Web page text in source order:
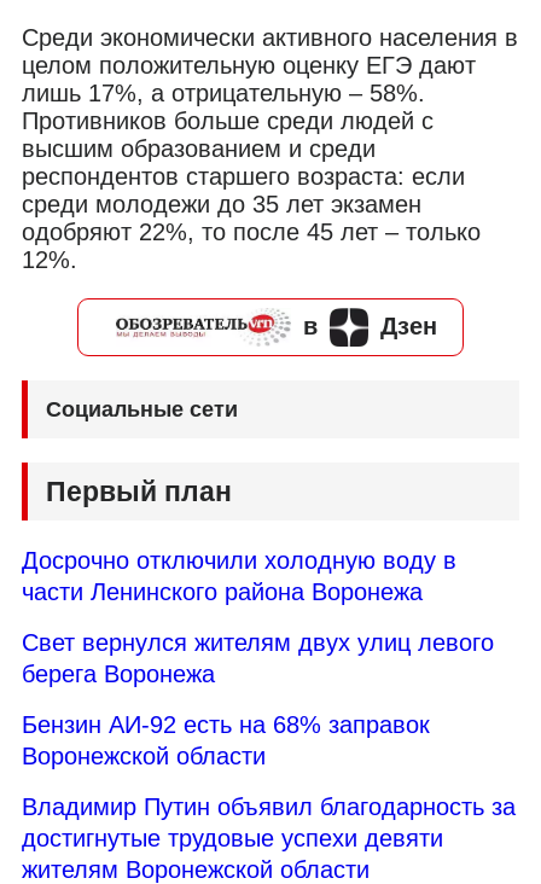
Среди экономически активного населения в
целом положительную оценку ЕГЭ дают
лишь 17%, а отрицательную – 58%.
Противников больше среди людей с
высшим образованием и среди
респондентов старшего возраста: если
среди молодежи до 35 лет экзамен
одобряют 22%, то после 45 лет – только
12%.
в Дзен
Социальные сети
Первый план
Досрочно отключили холодную воду в
части Ленинского района Воронежа
Свет вернулся жителям двух улиц левого
берега Воронежа
Бензин АИ-92 есть на 68% заправок
Воронежской области
Владимир Путин объявил благодарность за
достигнутые трудовые успехи девяти
жителям Воронежской области